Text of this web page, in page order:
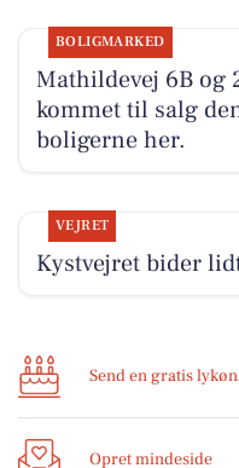
BOLIGMARKED
Mathildevej 6B og
kommet til salg
boligerne her.
VEJRET
Kystvejret bider
Send en gratis
Opret mindeside